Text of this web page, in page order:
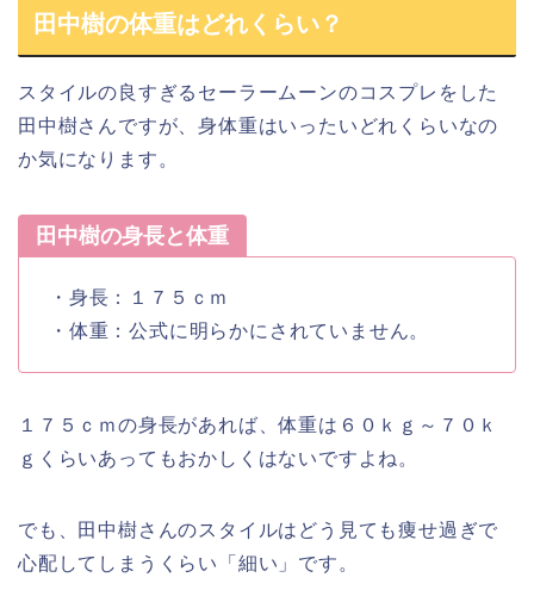
田中樹の体重はどれくらい？
スタイルの良すぎるセーラームーンのコスプレをした
田中樹さんですが、身体重はいったいどれくらいなの
か気になります。
田中樹の身長と体重
・身長：１７５ｃｍ
・体重：公式に明らかにされていません。
１７５ｃｍの身長があれば、体重は６０ｋｇ～７０ｋ
ｇくらいあってもおかしくはないですよね。
でも、田中樹さんのスタイルはどう見ても痩せ過ぎで
心配してしまうくらい「細い」です。